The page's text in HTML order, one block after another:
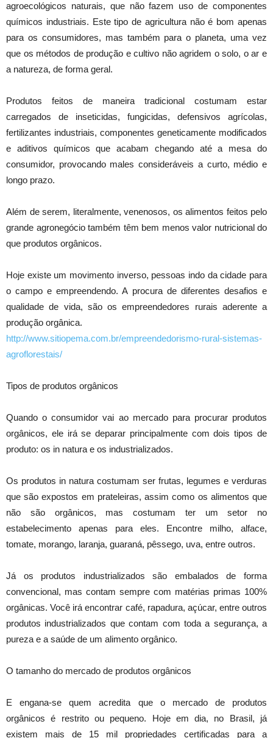
agroecológicos naturais, que não fazem uso de componentes
químicos industriais. Este tipo de agricultura não é bom apenas
para os consumidores, mas também para o planeta, uma vez
que os métodos de produção e cultivo não agridem o solo, o ar e
a natureza, de forma geral.
Produtos feitos de maneira tradicional costumam estar
carregados de inseticidas, fungicidas, defensivos agrícolas,
fertilizantes industriais, componentes geneticamente modificados
e aditivos químicos que acabam chegando até a mesa do
consumidor, provocando males consideráveis a curto, médio e
longo prazo.
Além de serem, literalmente, venenosos, os alimentos feitos pelo
grande agronegócio também têm bem menos valor nutricional do
que produtos orgânicos.
Hoje existe um movimento inverso, pessoas indo da cidade para
o campo e empreendendo. A procura de diferentes desafios e
qualidade de vida, são os empreendedores rurais aderente a
produção orgânica.
http://www.sitiopema.com.br/empreendedorismo-rural-sistemas-
agroflorestais/
Tipos de produtos orgânicos
Quando o consumidor vai ao mercado para procurar produtos
orgânicos, ele irá se deparar principalmente com dois tipos de
produto: os in natura e os industrializados.
Os produtos in natura costumam ser frutas, legumes e verduras
que são expostos em prateleiras, assim como os alimentos que
não são orgânicos, mas costumam ter um setor no
estabelecimento apenas para eles. Encontre milho, alface,
tomate, morango, laranja, guaraná, pêssego, uva, entre outros.
Já os produtos industrializados são embalados de forma
convencional, mas contam sempre com matérias primas 100%
orgânicas. Você irá encontrar café, rapadura, açúcar, entre outros
produtos industrializados que contam com toda a segurança, a
pureza e a saúde de um alimento orgânico.
O tamanho do mercado de produtos orgânicos
E engana-se quem acredita que o mercado de produtos
orgânicos é restrito ou pequeno. Hoje em dia, no Brasil, já
existem mais de 15 mil propriedades certificadas para a